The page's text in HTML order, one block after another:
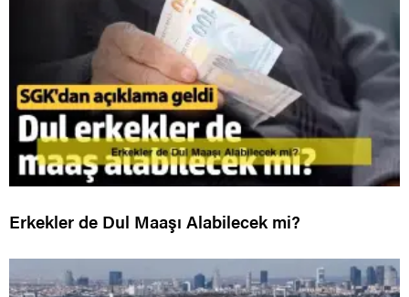
Erkekler de Dul Maaşı Alabilecek mi?